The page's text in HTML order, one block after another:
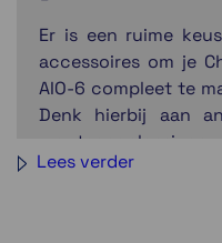
Er is een ruime
accessoires om je
AIO-6 compleet te
Denk hierbij aan
een quick release
Lees verder